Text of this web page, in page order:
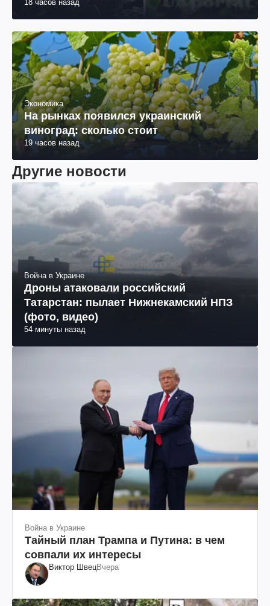
18 часов назад
Экономика
На рынках появился украинский
виноград: сколько стоит
19 часов назад
Другие новости
Война в Украине
Дроны атаковали российский
Татарстан: пылает Нижнекамский НПЗ
(фото, видео)
54 минуты назад
Война в Украине
Тайный план Трампа и Путина: в чем
совпали их интересы
Виктор ШвецВчера